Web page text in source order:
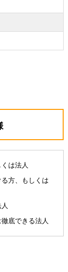
は法人
方、もしくは
底できる法人